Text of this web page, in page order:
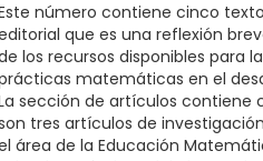
número contiene cinco
que es una reflexión
los recursos disponibles para
matemáticas en el
sección de artículos contiene
tres artículos de
área de la Educación